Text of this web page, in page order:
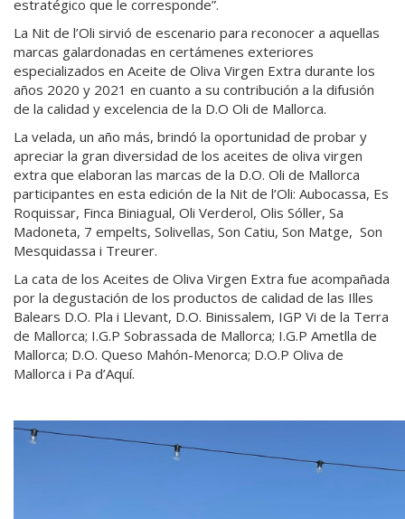
estratégico que le corresponde”.
La Nit de l’Oli sirvió de escenario para reconocer a aquellas
marcas galardonadas en certámenes exteriores
especializados en Aceite de Oliva Virgen Extra durante los
años 2020 y 2021 en cuanto a su contribución a la difusión
de la calidad y excelencia de la D.O Oli de Mallorca.
La velada, un año más, brindó la oportunidad de probar y
apreciar la gran diversidad de los aceites de oliva virgen
extra que elaboran las marcas de la D.O. Oli de Mallorca
participantes en esta edición de la Nit de l’Oli: Aubocassa, Es
Roquissar, Finca Biniagual, Oli Verderol, Olis Sóller, Sa
Madoneta, 7 empelts, Solivellas, Son Catiu, Son Matge, Son
Mesquidassa i Treurer.
La cata de los Aceites de Oliva Virgen Extra fue acompañada
por la degustación de los productos de calidad de las Illes
Balears D.O. Pla i Llevant, D.O. Binissalem, IGP Vi de la Terra
de Mallorca; I.G.P Sobrassada de Mallorca; I.G.P Ametlla de
Mallorca; D.O. Queso Mahón-Menorca; D.O.P Oliva de
Mallorca i Pa d’Aquí.